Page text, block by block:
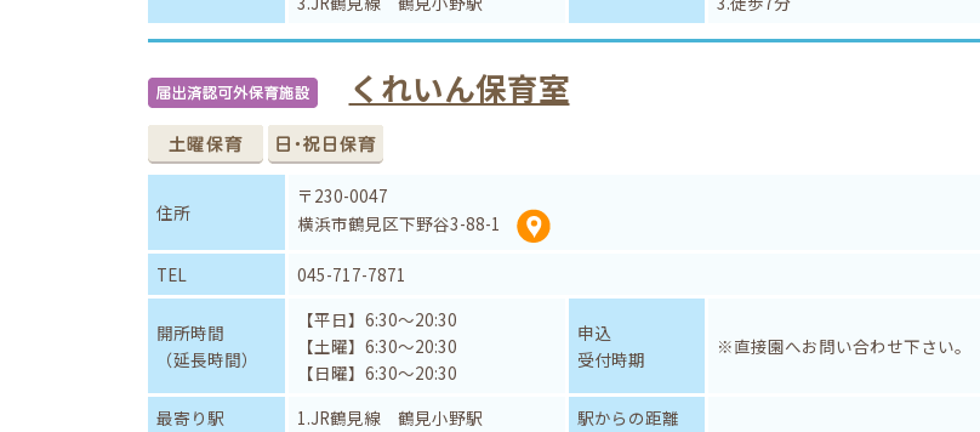
くれいん保育室
住所
〒230-0047
横浜市鶴見区下野谷3-88-1
TEL 045-717-7871
開所時間
（延長時間）
【平日】6:30～20:30
【土曜】6:30～20:30
【日曜】6:30～20:30
申込
受付時期
※直接園へお問い合わせ下さい。
最寄り駅 1.JR鶴見線 鶴見小野駅 駅からの距離